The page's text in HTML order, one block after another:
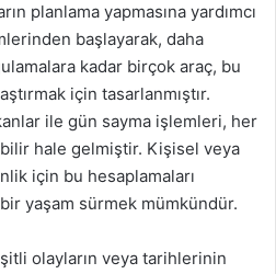
planlama yapmasına yardımcı
başlayarak, daha
kadar birçok araç, bu
için tasarlanmıştır.
ile gün sayma işlemleri, her
hale gelmiştir. Kişisel veya
için bu hesaplamaları
yaşam sürmek mümkündür.
olayların veya tarihlerinin